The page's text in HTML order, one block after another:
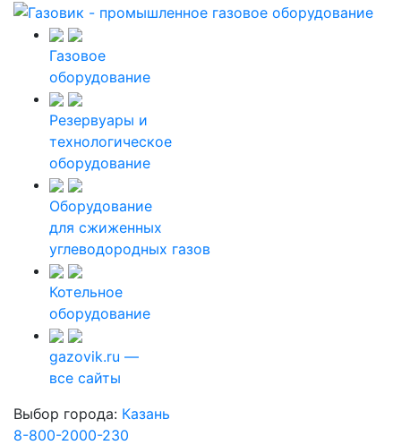
Газовое
оборудование
Резервуары и
технологическое
оборудование
Оборудование
для сжиженных
углеводородных газов
Котельное
оборудование
gazovik.ru —
все сайты
Выбор города: Казань
8-800-2000-230